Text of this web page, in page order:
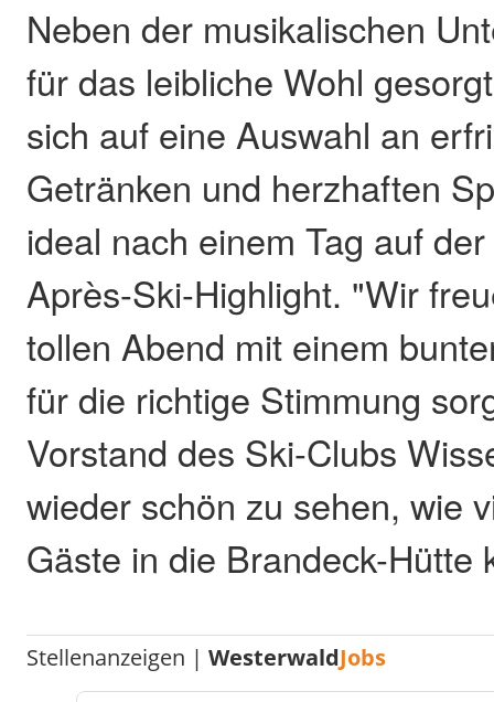
Neben der musikalischen
für das leibliche Wohl
sich auf eine Auswahl an
Getränken und herzhaften
ideal nach einem Tag auf
Après-Ski-Highlight. "Wir
tollen Abend mit einem
für die richtige Stimmung
Vorstand des Ski-Clubs
wieder schön zu sehen, wie
Gäste in die Brandeck-Hütte
Stellenanzeigen |WesterwaldJobs